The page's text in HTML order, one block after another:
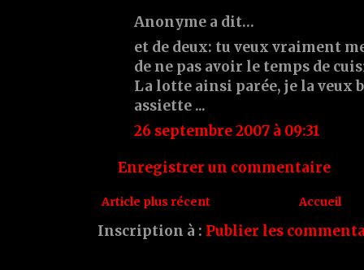
Anonyme a dit…
et de deux: tu veux vraiment
de ne pas avoir le temps de
La lotte ainsi parée, je la veux
assiette ...
26 septembre 2007 à 09:31
Enregistrer un commentaire
Article plus récent Accueil
Inscription à : Publier les